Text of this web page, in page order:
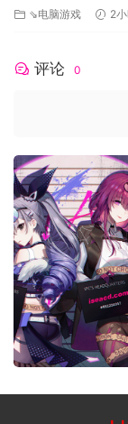
操作系统:
处理器:
内存: 512 MB RAM
显卡: nVidia
存储空间: 需要 3
游戏简介:
《三国群英传Ⅲ》
的战争场面，战
影响。画面镜头可
游戏特色：
⇘电脑游戏 2
评论 0